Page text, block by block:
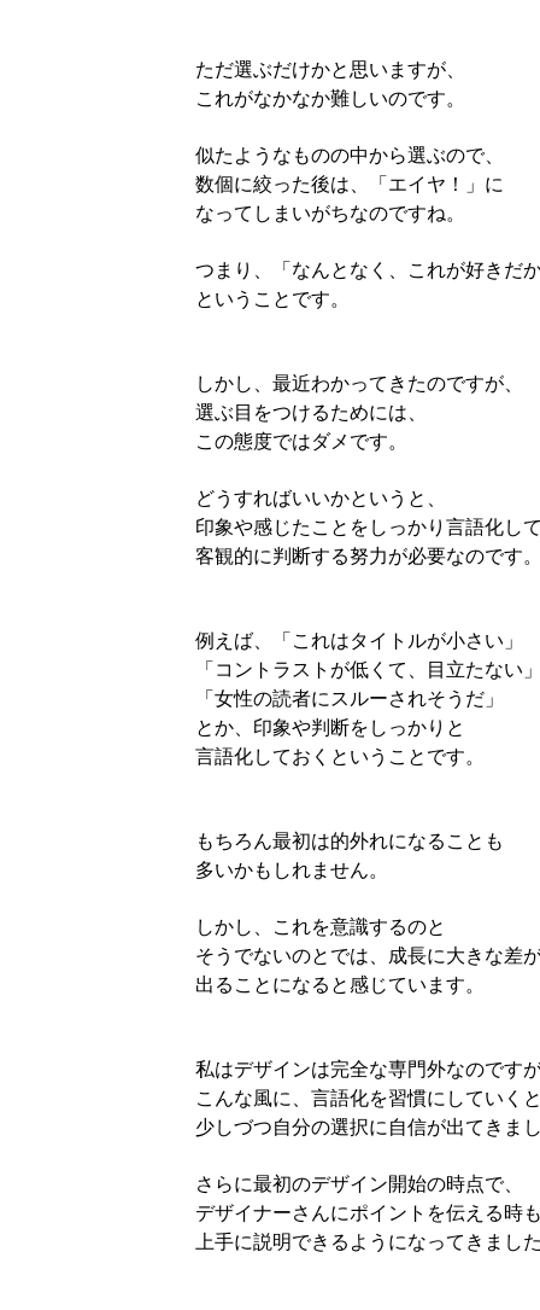
ただ選ぶだけかと思いますが、
これがなかなか難しいのです。
似たようなものの中から選ぶので、
数個に絞った後は、「エイヤ！」に
なってしまいがちなのですね。
つまり、「なんとなく、これが好きだか
ということです。
しかし、最近わかってきたのですが、
選ぶ目をつけるためには、
この態度ではダメです。
どうすればいいかというと、
印象や感じたことをしっかり言語化して
客観的に判断する努力が必要なのです。
例えば、「これはタイトルが小さい」
「コントラストが低くて、目立たない」
「女性の読者にスルーされそうだ」
とか、印象や判断をしっかりと
言語化しておくということです。
もちろん最初は的外れになることも
多いかもしれません。
しかし、これを意識するのと
そうでないのとでは、成長に大きな差
出ることになると感じています。
私はデザインは完全な専門外なのですが
こんな風に、言語化を習慣にしていくと
少しづつ自分の選択に自信が出てきまし
さらに最初のデザイン開始の時点で、
デザイナーさんにポイントを伝える時も
上手に説明できるようになってきました